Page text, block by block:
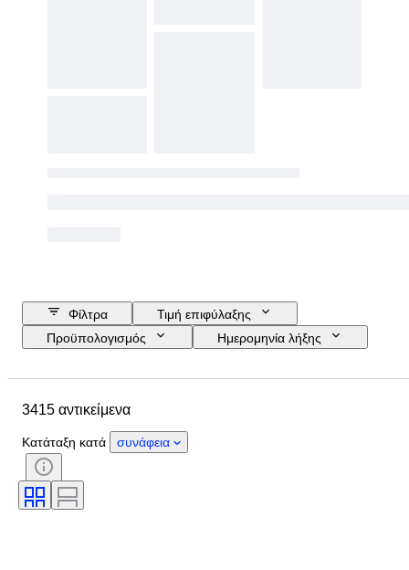
Φίλτρα
Τιμή επιφύλαξης
Προϋπολογισμός
Ημερομηνία λήξης
Αντικείμενο
Φύλο
Πιστοποίηση
Περιλαμβάνονται αξεσουάρ
Εποχή
3415 αντικείμενα
Κατάταξη κατά συνάφεια